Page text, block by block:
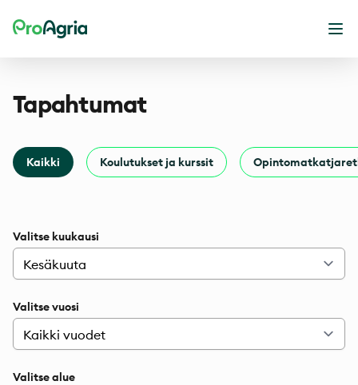
ProAgria
Tapahtumat
Kaikki Koulutukset ja kurssit
Valitse kuukausi
Valitse vuosi
Valitse alue